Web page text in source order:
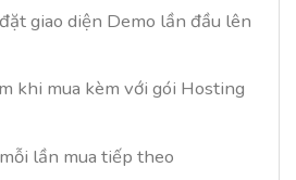
giao diện Demo lần đầu lên
khi mua kèm với gói Hosting
lần mua tiếp theo